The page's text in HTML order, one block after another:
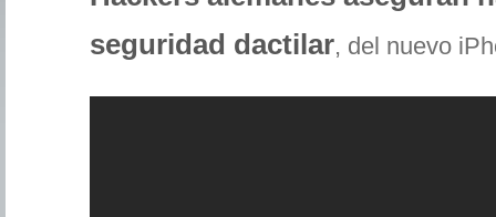
seguridad dactilar, del nuevo